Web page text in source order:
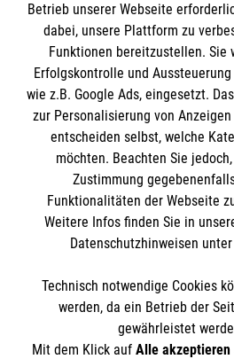
IBAN: DE10 3706 0120 1201
BIC: GENODED 1PA7
Newsletter
Cookies verwalten|AGB|
Barrierefreiheit |Kontakt|
Betrieb unserer Webseite
dabei, unsere Plattform zu
Funktionen bereitzustellen. Sie
Erfolgskontrolle und
wie z.B. Google Ads, eingesetzt.
zur Personalisierung von
entscheiden selbst, welche
möchten. Beachten Sie
Zustimmung
Funktionalitäten der Webseite
Weitere Infos finden Sie in
Datenschutzhinweisen
Technisch notwendige Cookies
werden, da ein Betrieb der
gewährleistet
Mit dem Klick auf Alle akzeptieren